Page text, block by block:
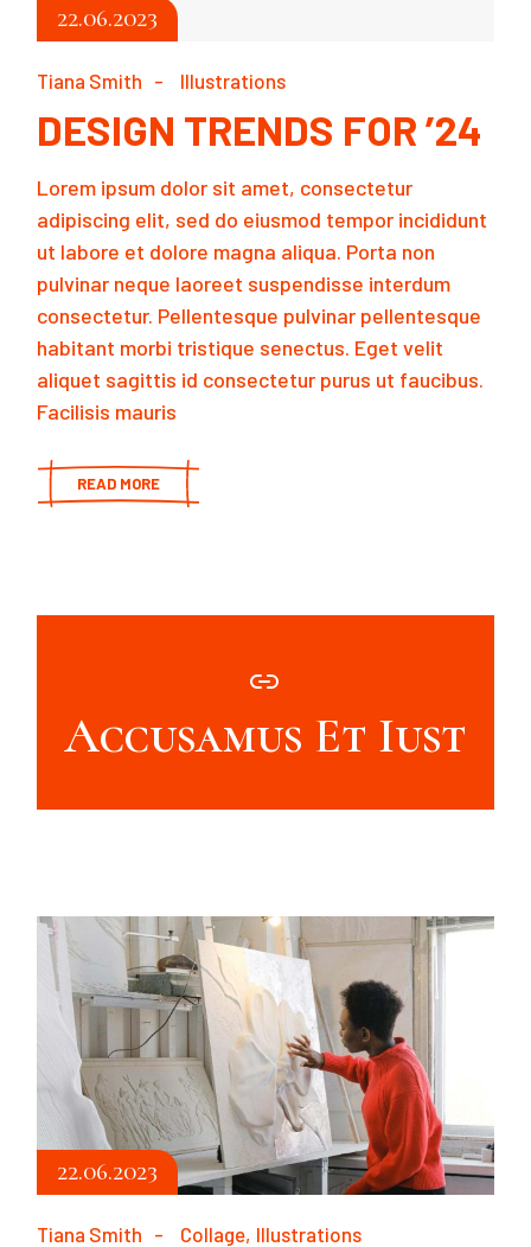
22.06.2023
Tiana Smith Illustrations
DESIGN TRENDS FOR ’24
Lorem ipsum dolor sit amet, consectetur
adipiscing elit, sed do eiusmod tempor incididunt
ut labore et dolore magna aliqua. Porta non
pulvinar neque laoreet suspendisse interdum
consectetur. Pellentesque pulvinar pellentesque
habitant morbi tristique senectus. Eget velit
aliquet sagittis id consectetur purus ut faucibus.
Facilisis mauris
READ MORE
Accusamus Et Iust
22.06.2023
Tiana Smith Collage Illustrations